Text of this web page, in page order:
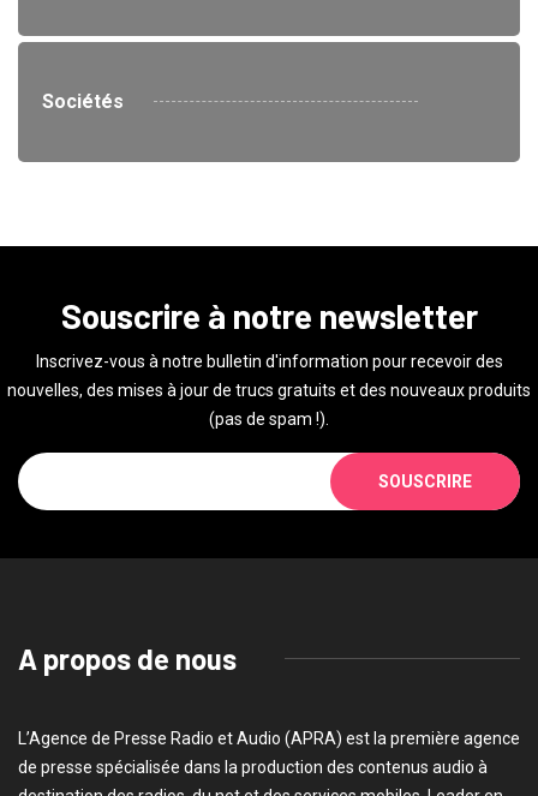
Sociétés
Souscrire à notre newsletter
Inscrivez-vous à notre bulletin d'information pour recevoir des
nouvelles, des mises à jour de trucs gratuits et des nouveaux produits
(pas de spam !).
SOUSCRIRE
A propos de nous
L’Agence de Presse Radio et Audio (APRA) est la première agence
de presse spécialisée dans la production des contenus audio à